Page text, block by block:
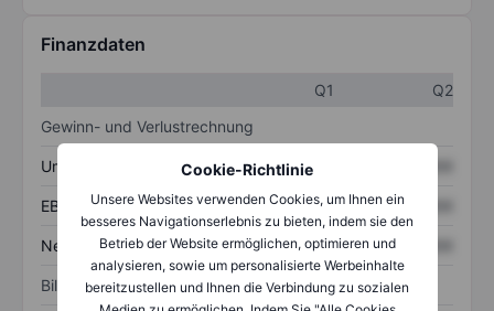
Cookie-Richtlinie
Unsere Websites verwenden Cookies, um Ihnen ein
besseres Navigationserlebnis zu bieten, indem sie den
Betrieb der Website ermöglichen, optimieren und
analysieren, sowie um personalisierte Werbeinhalte
bereitzustellen und Ihnen die Verbindung zu sozialen
Finanzdaten
Q1
Q2
Gewinn- und Verlustrechnung
Umsatz XXXXXXX
EBITDA XXXXXXX XXXXXXX
Nettoeinkommen XXXXXXX XXXXXXX
Bilanz